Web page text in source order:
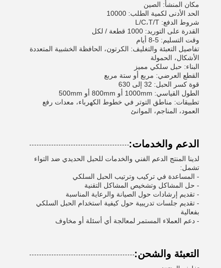
مكان المنشأ: الصين
الحد الأدنى لكمية الطلب: 10000
شروط الدفع: L/C،T/T
القدرة على التوريد: 1000 قطعة / لكل
وقت التسليم: 5-8 أيام
تفاصيل التعبئة والتغليف: الكرتون، الحافظة الخشبية المتعددة
الأشكال، الحمولة
البناء: حبل سلكي مميز
القطع العرضي: مربع أو ستة مربع
قوة كسر الحبل: 32 إلى 630
الطول القياسي: 1000mm أو 800mm أو 500mm
تطبيقات: مناطق التوتر في خطوط الكهرباء، معدات رفع
العمود، المناجم، الموانئ
الدعم والخدمات:
لدينا المنتج الدعم الفني والخدمات للحبل الحديدي ضد التواء
تشمل:
- المساعدة في تركيب وترتيب الحبل السلكي
- حل المشاكل وتشخيص المشاكل التقنية
- تقديم إرشادات حول الصيانة والرعاية المناسبة
- تقديم جلسات تدريبية حول كيفية استخدام الحبل السلكي
بفعالية
- دعم العملاء المستمر لمعالجة أي أسئلة أو مخاوف
التعبئة والشحن: